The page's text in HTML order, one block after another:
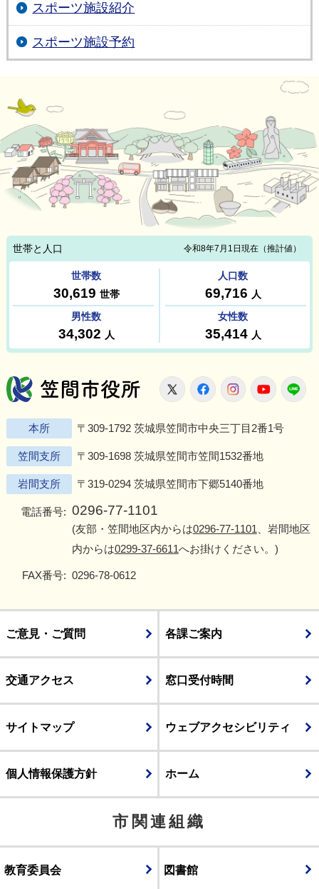
スポーツ施設紹介
スポーツ施設予約
笠間市役所
X FacebookInstagram
本所 〒309-1792 茨城県笠間市中央三丁目2番1号
笠間支所 〒309-1698 茨城県笠間市笠間1532番地
岩間支所 〒319-0294 茨城県笠間市下郷5140番地
電話番号: 0296-77-1101
(友部・笠間地区内からは0296-77-1101 、岩間地区
内からは0299-37-6611へお掛けください。)
FAX番号: 0296-78-0612
ご意見・ご質問 各課ご案内
交通アクセス 窓口受付時間
サイトマップ ウェブアクセシビリティ
個人情報保護方針 ホーム
市関連組織
教育委員会 図書館